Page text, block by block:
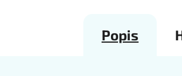
Popis